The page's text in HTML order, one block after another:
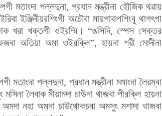
মতাংদা পল্লদুনা, প্রধান মন্ত্রীনা হৌজিক থৱায়
ইঞ্জিনীয়রশিংগী অচৌবা মায়পাকপশিংবু থাগৎপা
খরা খক্তগী ওইরম্মি। “ঙসিদি, স্পেস সেক্তর
অতিয়া অমা ওইরক্লি”, হায়না শ্রী মোদীনা
মতাংদা পল্লদুনা, প্রধান মন্ত্রীনা মমাংদা লৈরম্বা
লৈবাক মীয়ামদা চাউনা থাজবা পীরক্লি হায়না
নহা অমনা চাউথোকচবা অমসুং মশাদা থাজবা